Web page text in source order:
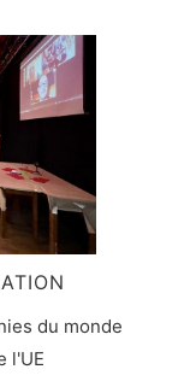
du monde
l'UE